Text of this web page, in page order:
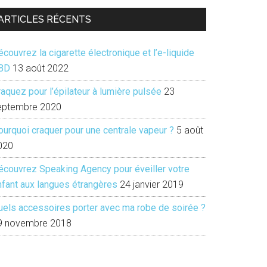
RÉCENTS
la cigarette électronique et l’e-liquide
13 août 2022
pour l’épilateur à lumière pulsée 23
2020
craquer pour une centrale vapeur ? 5 août
Speaking Agency pour éveiller votre
aux langues étrangères 24 janvier 2019
accessoires porter avec ma robe de soirée ?
novembre 2018